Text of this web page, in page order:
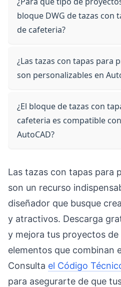
bloque DWG de tazas con
de cafeteria?
¿Las tazas con tapas para
son personalizables en
¿El bloque de tazas con
cafeteria es compatible
AutoCAD?
Las tazas con tapas para
son un recurso
diseñador que busque
y atractivos. Descarga
y mejora tus proyectos
elementos que combinan
Consulta el Código
para asegurarte de que